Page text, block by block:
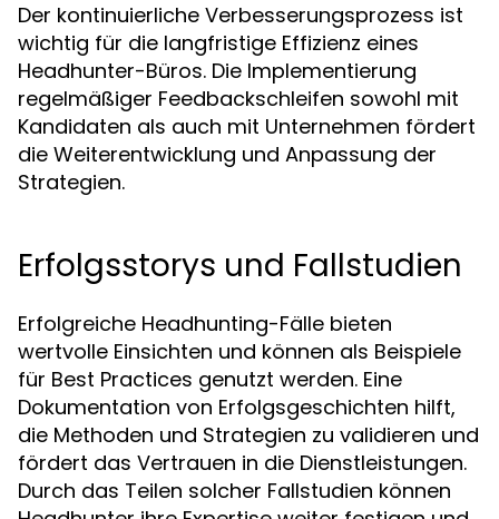
Der kontinuierliche Verbesserungsprozess ist
wichtig für die langfristige Effizienz eines
Headhunter-Büros. Die Implementierung
regelmäßiger Feedbackschleifen sowohl mit
Kandidaten als auch mit Unternehmen fördert
die Weiterentwicklung und Anpassung der
Strategien.
Erfolgsstorys und Fallstudien
Erfolgreiche Headhunting-Fälle bieten
wertvolle Einsichten und können als Beispiele
für Best Practices genutzt werden. Eine
Dokumentation von Erfolgsgeschichten hilft,
die Methoden und Strategien zu validieren und
fördert das Vertrauen in die Dienstleistungen.
Durch das Teilen solcher Fallstudien können